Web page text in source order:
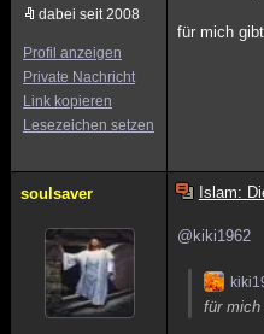
dabei seit 2008
Profil anzeigen
Private Nachricht
Link kopieren
Lesezeichen setzen
für mich
soulsaver Islam:
@kiki1962
für mich